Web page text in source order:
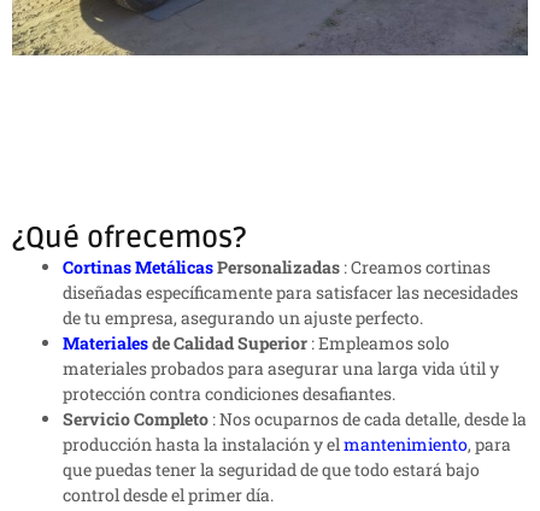
¿Qué ofrecemos?
Cortinas MetálicasPersonalizadas : Creamos cortinas
diseñadas específicamente para satisfacer las necesidades
de tu empresa, asegurando un ajuste perfecto.
Materialesde Calidad Superior : Empleamos solo
materiales probados para asegurar una larga vida útil y
protección contra condiciones desafiantes.
Servicio Completo : Nos ocuparnos de cada detalle, desde la
producción hasta la instalación y elmantenimiento, para
que puedas tener la seguridad de que todo estará bajo
control desde el primer día.